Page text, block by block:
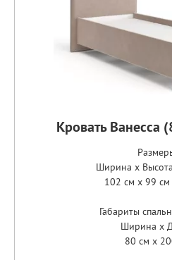
Кровать Ванесса
Ширина x
102 см x 99
Габариты
Ширина x
80 см x